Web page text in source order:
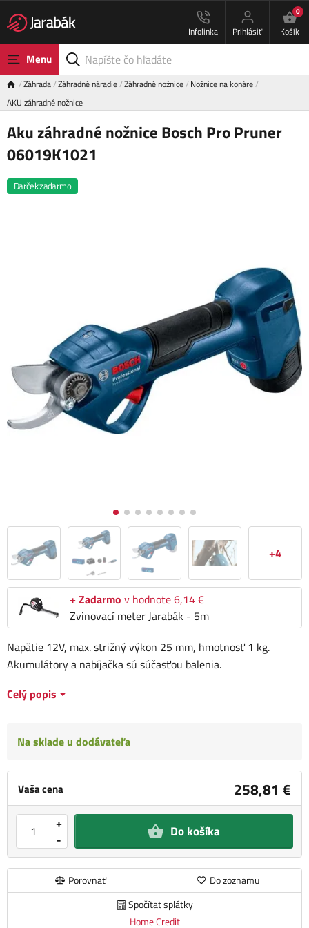
Infolinka Prihlásiť
0
Košík
Menu
Záhrada Záhradné náradie Záhradné nožnice Nožnice na konáre
AKU záhradné nožnice
Aku záhradné nožnice Bosch Pro Pruner
06019K1021
Darček zadarmo
+4
+ Zadarmo v hodnote 6,14 €
Zvinovací meter Jarabák - 5m
Vaša cena 258,81 €
-
+ Do košíka
Porovnať
Do zoznamu
Spočítat splátky
Home Credit
Napätie 12V, max. strižný výkon 25 mm, hmotnosť 1 kg.
Akumulátory a nabíjačka sú súčasťou balenia.
Celý popis
Na sklade u dodávateľa